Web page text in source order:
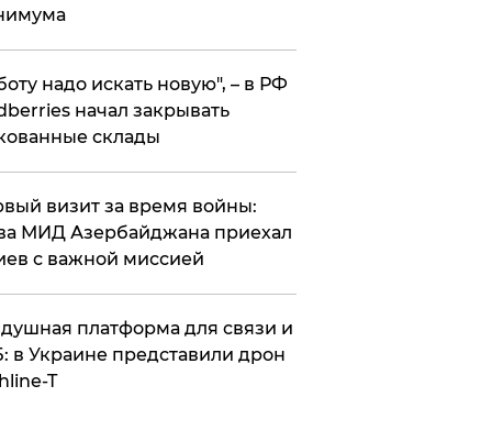
надо искать новую", – в РФ
начал закрывать
склады
визит за время войны:
МИД Азербайджана приехал
с важной миссией
платформа для связи и
в Украине представили дрон
T